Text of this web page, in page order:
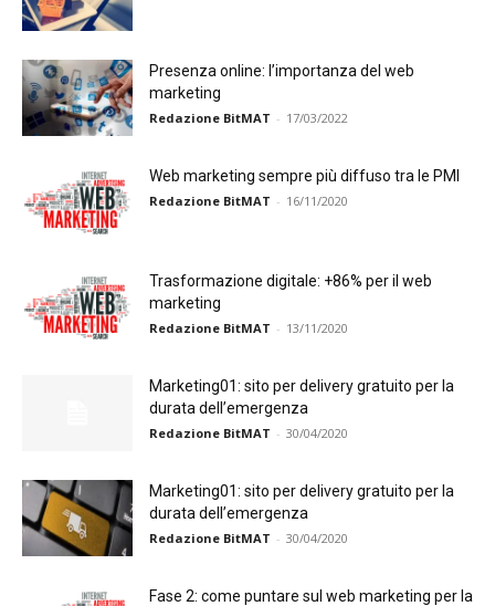
Presenza online: l’importanza del web
marketing
Redazione BitMAT - 17/03/2022
Web marketing sempre più diffuso tra le PMI
Redazione BitMAT - 16/11/2020
Trasformazione digitale: +86% per il web
marketing
Redazione BitMAT - 13/11/2020
Marketing01: sito per delivery gratuito per la
durata dell’emergenza
Redazione BitMAT - 30/04/2020
Marketing01: sito per delivery gratuito per la
durata dell’emergenza
Redazione BitMAT - 30/04/2020
Fase 2: come puntare sul web marketing per la